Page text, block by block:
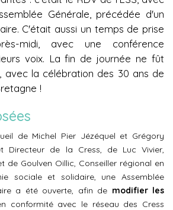
Générale, précédée d'un
C'était aussi un temps de prise
midi, avec une conférence
voix. La fin de journée ne fût
avec la célébration des 30 ans de
!
de Michel Pier Jézéquel et Grégory
Directeur de la Cress, de Luc Vivier,
de Goulven Oillic, Conseiller régional en
sociale et solidaire, une Assemblée
a été ouverte, afin de modifier les
conformité avec le réseau des Cress